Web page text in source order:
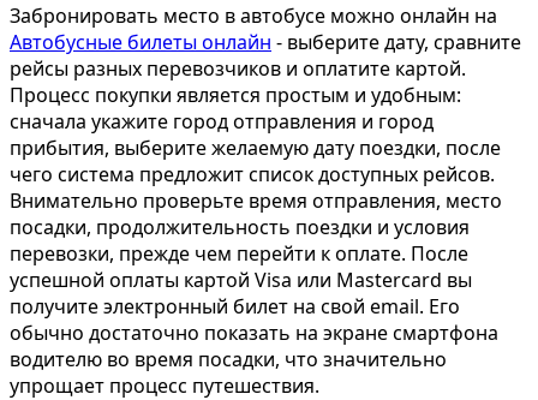
Забронировать место в автобусе можно онлайн на
Автобусные билеты онлайн - выберите дату, сравните
рейсы разных перевозчиков и оплатите картой.
Процесс покупки является простым и удобным:
сначала укажите город отправления и город
прибытия, выберите желаемую дату поездки, после
чего система предложит список доступных рейсов.
Внимательно проверьте время отправления, место
посадки, продолжительность поездки и условия
перевозки, прежде чем перейти к оплате. После
успешной оплаты картой Visa или Mastercard вы
получите электронный билет на свой email. Его
обычно достаточно показать на экране смартфона
водителю во время посадки, что значительно
упрощает процесс путешествия.